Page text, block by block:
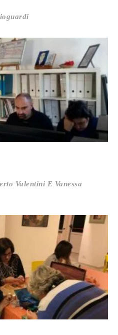
I SERVIZI
Valentini E Vanessa
CON TANTA